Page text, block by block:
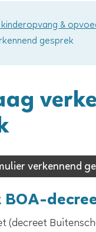
&
gesprek
verkennend
BOA-
(decreet